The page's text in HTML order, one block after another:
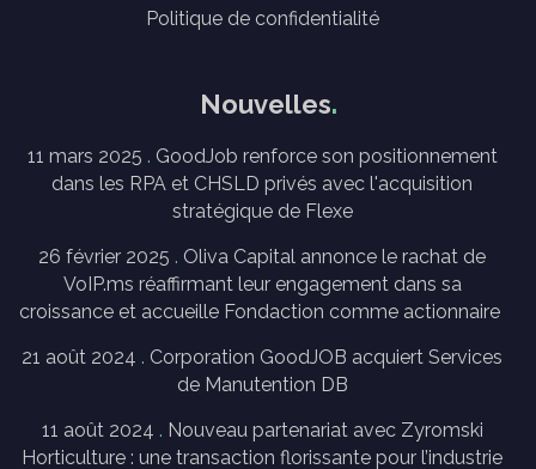
Politique de confidentialité
Nouvelles
11 mars 2025
GoodJob renforce son positionnement
dans les RPA et CHSLD privés avec l'acquisition
stratégique de Flexe
26 février 2025
Oliva Capital annonce le rachat de
VoIP.ms réaffirmant leur engagement dans sa
croissance et accueille Fondaction comme actionnaire
21 août 2024
Corporation GoodJOB acquiert Services
de Manutention DB
11 août 2024
Nouveau partenariat avec Zyromski
Horticulture : une transaction florissante pour l’industrie